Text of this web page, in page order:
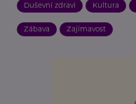
Duševní zdraví Kultura
Zábava Zajímavost